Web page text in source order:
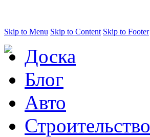
Skip to Menu Skip to Content Skip to Footer
Доска
Блог
Авто
Строительство